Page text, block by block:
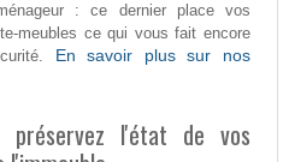
: ce dernier place vos
meubles ce qui vous fait encore
En savoir plus sur nos
l'état de vos